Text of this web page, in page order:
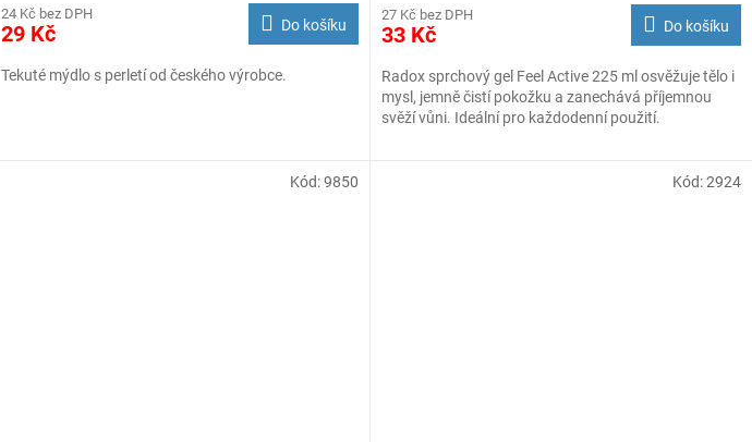
24 Kč bez DPH
29 Kč Do košíku
Tekuté mýdlo s perletí od českého výrobce.
27 Kč bez DPH
33 Kč Do košíku
Radox sprchový gel Feel Active 225 ml osvěžuje tělo i
mysl, jemně čistí pokožku a zanechává příjemnou
svěží vůni. Ideální pro každodenní použití.
Kód:9850 Kód:2924